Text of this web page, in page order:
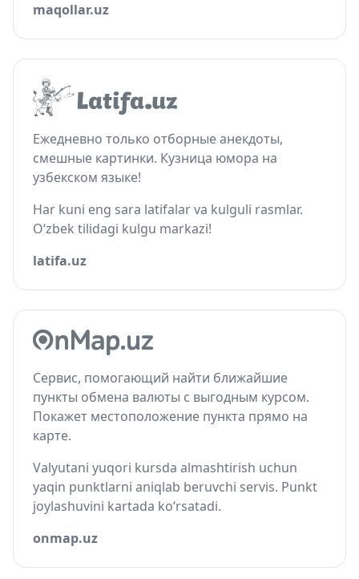
maqollar.uz
Ежедневно только отборные анекдоты,
смешные картинки. Кузница юмора на
узбекском языке!
Har kuni eng sara latifalar va kulguli rasmlar.
O‘zbek tilidagi kulgu markazi!
latifa.uz
Сервис, помогающий найти ближайшие
пункты обмена валюты с выгодным курсом.
Покажет местоположение пункта прямо на
карте.
Valyutani yuqori kursda almashtirish uchun
yaqin punktlarni aniqlab beruvchi servis. Punkt
joylashuvini kartada ko‘rsatadi.
onmap.uz